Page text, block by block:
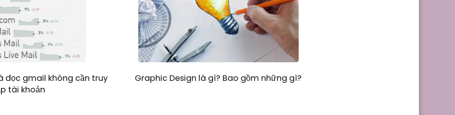
đọc gmail không cần truy
tài khoản
Graphic Design là gì? Bao gồm những gì?